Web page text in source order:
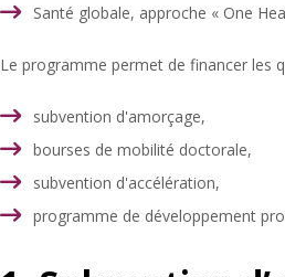
Santé globale, approche « One
Le programme permet de financer les
subvention d'amorçage,
bourses de mobilité doctorale,
subvention d'accélération,
programme de développement